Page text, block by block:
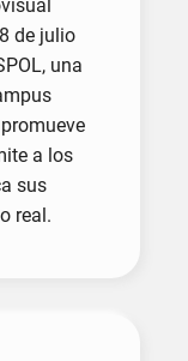
de julio
una
a los
sus
real.